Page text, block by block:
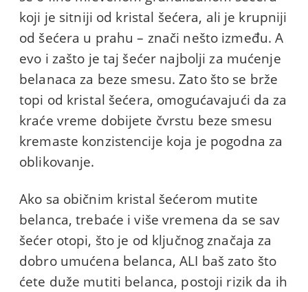
koji je sitniji od kristal šećera, ali je krupniji
od šećera u prahu – znači nešto između. A
evo i zašto je taj šećer najbolji za mućenje
belanaca za beze smesu. Zato što se brže
topi od kristal šećera, omogućavajući da za
kraće vreme dobijete čvrstu beze smesu
kremaste konzistencije koja je pogodna za
oblikovanje.
Ako sa običnim kristal šećerom mutite
belanca, trebaće i više vremena da se sav
šećer otopi, što je od ključnog značaja za
dobro umućena belanca, ALI baš zato što
ćete duže mutiti belanca, postoji rizik da ih